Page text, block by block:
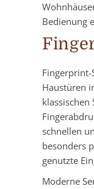
Bedienung
Haustüren
klassischen
schnellen
besonders
genutzte
Moderne